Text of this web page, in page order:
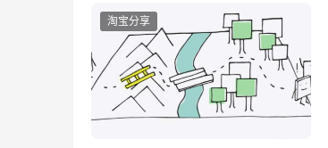
淘宝分享